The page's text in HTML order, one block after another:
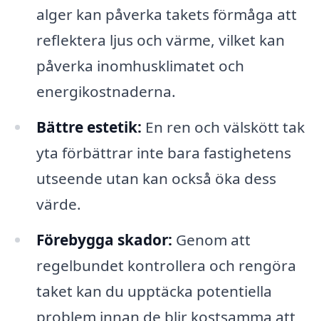
alger kan påverka takets förmåga att
reflektera ljus och värme, vilket kan
påverka inomhusklimatet och
energikostnaderna.
Bättre estetik: En ren och välskött tak
yta förbättrar inte bara fastighetens
utseende utan kan också öka dess
värde.
Förebygga skador: Genom att
regelbundet kontrollera och rengöra
taket kan du upptäcka potentiella
problem innan de blir kostsamma att